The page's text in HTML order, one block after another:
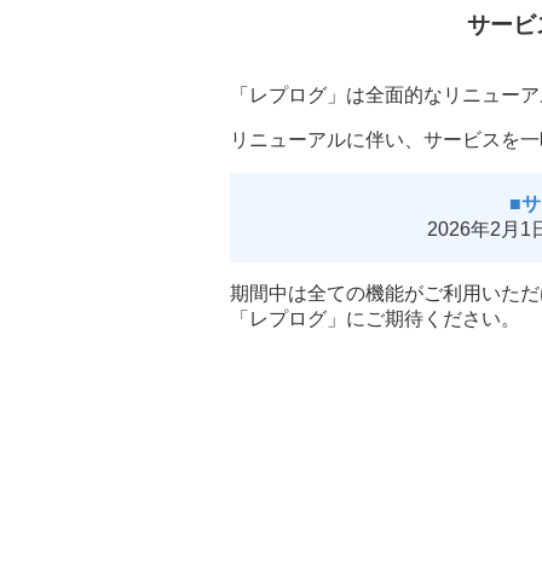
サービ
「レプログ」は全面的なリニュー
リニューアルに伴い、サービスを
■
2026年2月1
期間中は全ての機能がご利用いた
「レプログ」にご期待ください。